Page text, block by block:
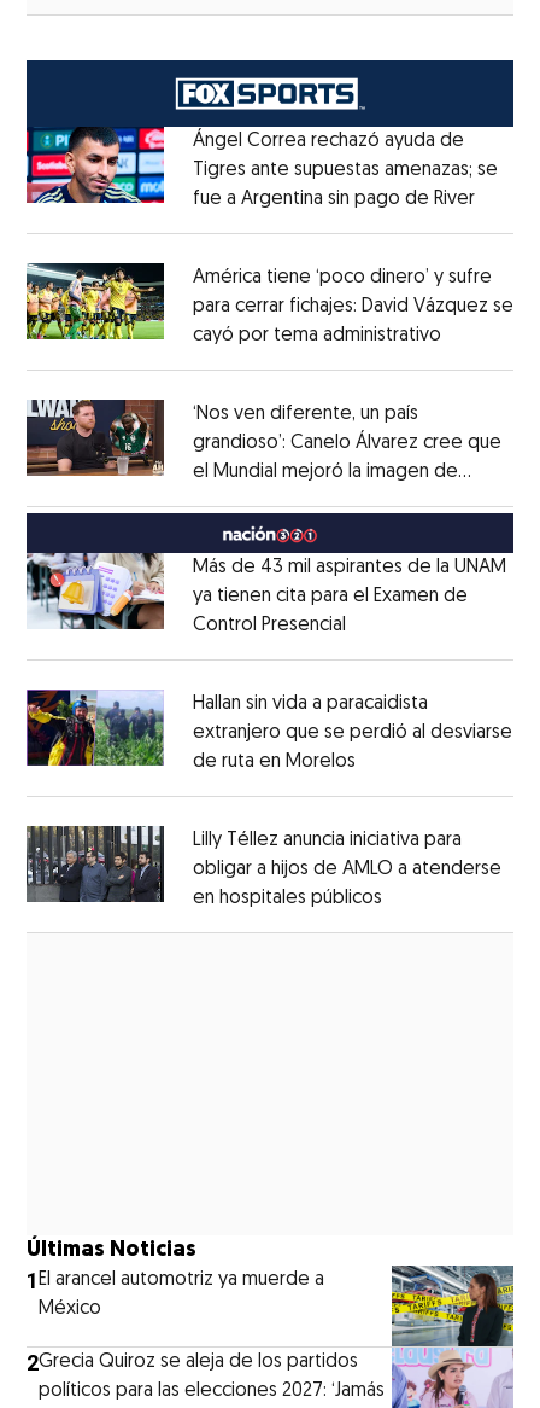
Ángel Correa rechazó ayuda de
Tigres ante supuestas amenazas; se
fue a Argentina sin pago de RiverOpens
América tiene ‘poco dinero’ y sufre
para cerrar fichajes: David Vázquez se
cayó por tema administrativo
‘Nos ven diferente, un país
grandioso’: Canelo Álvarez cree que
el Mundial mejoró la imagen de
Más de 43 mil aspirantes de la UNAM
ya tienen cita para el Examen de
Control Presencial
Hallan sin vida a paracaidista
extranjero que se perdió al desviarse
de ruta en Morelos
Lilly Téllez anuncia iniciativa para
obligar a hijos de AMLO a atenderse
en hospitales públicos
Últimas Noticias
1El arancel automotriz ya muerde a
México
2Grecia Quiroz se aleja de los partidos
políticos para las elecciones 2027: ‘Jamás